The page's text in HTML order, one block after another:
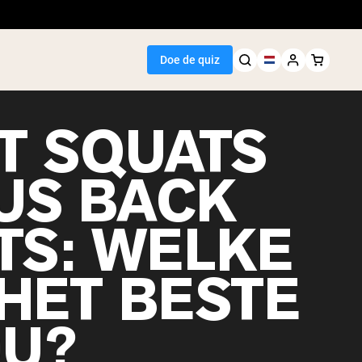
Doe de quiz
Protein
SQUATS
BACK
WELKE
BESTE